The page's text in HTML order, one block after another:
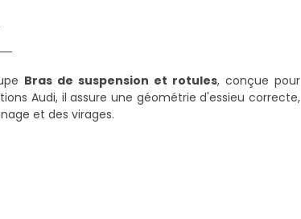
Bras de suspension et rotules, conçue pour
Audi, il assure une géométrie d'essieu correcte,
et des virages.